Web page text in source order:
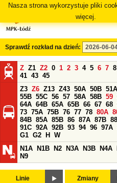
Nasza strona wykorzystuje pliki
więcej.
Sprawdź rozkład na dzień:
Z Z1 Z2 0 1 2 3 4 5 6 7 8
41 43 45
Z3 Z6 Z13 Z43 50A 50B 51A
55B 55C 56 57 58A 58B 59
64A 64B 65A 65B 66 67 68
73 75A 75B 76 77 78 80A
84B 85A 85B 86 87A 87B
91C 92A 92B 93 94 96 97A
G1 G2 H
W
N1A
N1B N2 N3A N3B N4A
N9
Linie Zmiany